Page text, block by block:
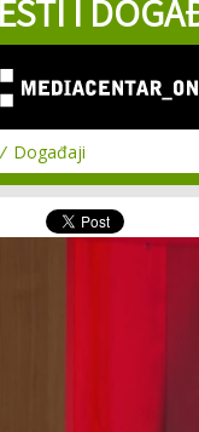
I
Događaji